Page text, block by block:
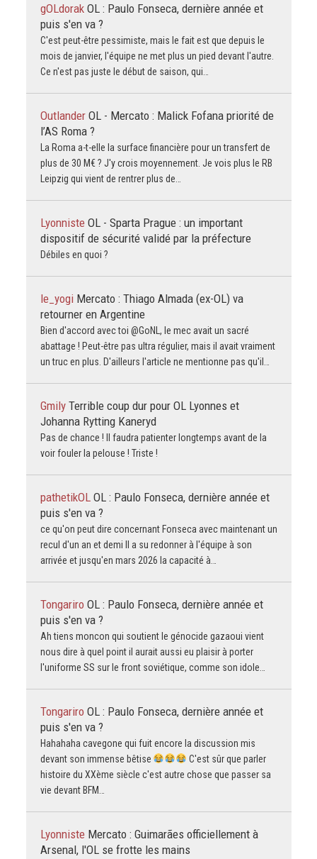
gOLdorak OL : Paulo Fonseca, dernière année et
puis s'en va ?
C'est peut-être pessimiste, mais le fait est que depuis le
mois de janvier, l'équipe ne met plus un pied devant l'autre.
Ce n'est pas juste le début de saison, qui…
Outlander OL - Mercato : Malick Fofana priorité de
l’AS Roma ?
La Roma a-t-elle la surface financière pour un transfert de
plus de 30 M€ ? J'y crois moyennement. Je vois plus le RB
Leipzig qui vient de rentrer plus de…
Lyonniste OL - Sparta Prague : un important
dispositif de sécurité validé par la préfecture
Débiles en quoi ?
le_yogi Mercato : Thiago Almada (ex-OL) va
retourner en Argentine
Bien d'accord avec toi @GoNL, le mec avait un sacré
abattage ! Peut-être pas ultra régulier, mais il avait vraiment
un truc en plus. D'ailleurs l'article ne mentionne pas qu'il…
Gmily Terrible coup dur pour OL Lyonnes et
Johanna Rytting Kaneryd
Pas de chance ! Il faudra patienter longtemps avant de la
voir fouler la pelouse ! Triste !
pathetikOL OL : Paulo Fonseca, dernière année et
puis s'en va ?
ce qu'on peut dire concernant Fonseca avec maintenant un
recul d'un an et demi Il a su redonner à l'équipe à son
arrivée et jusqu'en mars 2026 la capacité à…
Tongariro OL : Paulo Fonseca, dernière année et
puis s'en va ?
Ah tiens moncon qui soutient le génocide gazaoui vient
nous dire à quel point il aurait aussi eu plaisir à porter
l'uniforme SS sur le front soviétique, comme son idole…
Tongariro OL : Paulo Fonseca, dernière année et
puis s'en va ?
Hahahaha cavegone qui fuit encore la discussion mis
devant son immense bêtise
C'est sûr que parler
histoire du XXème siècle c'est autre chose que passer sa
vie devant BFM…
Lyonniste Mercato : Guimarães officiellement à
Arsenal, l'OL se frotte les mains